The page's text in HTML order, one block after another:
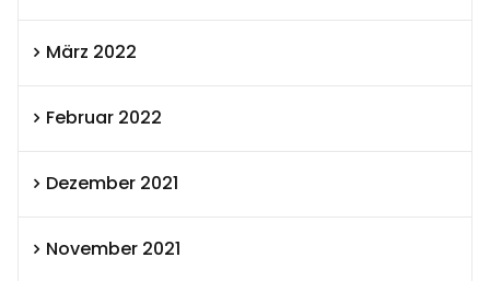
März 2022
Februar 2022
Dezember 2021
November 2021